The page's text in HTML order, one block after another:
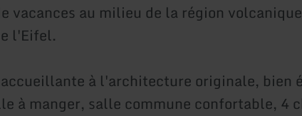
vacances au milieu de la région volcanique
l'Eifel.
à l'architecture originale, bien
à manger, salle commune confortable, 4